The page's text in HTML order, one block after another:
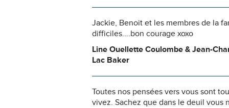
Jackie, Benoit et les membres de la
difficiles....bon courage xoxo
Line Ouellette Coulombe & Jean-
Lac Baker
Toutes nos pensées vers vous sont
vivez. Sachez que dans le deuil vous